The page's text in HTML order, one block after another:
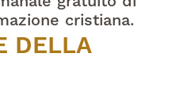
cristiana.
DELLA